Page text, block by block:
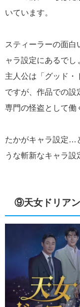
いています。
スティーラーの面白
ャラ設定にあるでし
主人公は「グッド・
ですが、作品での設
専門の怪盗として働
たかがキャラ設定…
うな斬新なキャラ設
⑨天女ドリア